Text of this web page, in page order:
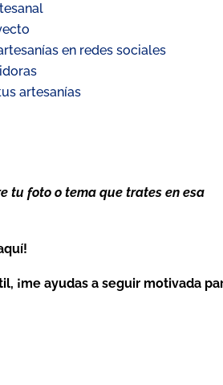
en redes sociales
artesanías
tu foto o tema que trates en esa
¡me ayudas a seguir motivada